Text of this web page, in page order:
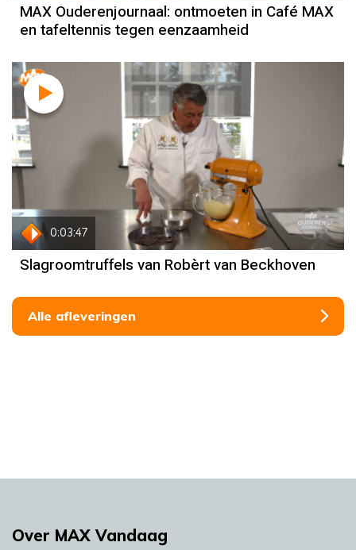
MAX Ouderenjournaal: ontmoeten in Café MAX
en tafeltennis tegen eenzaamheid
0:03:47
Recept
Robèrt van Beckhoven
Slagroomtruffels van Robèrt van Beckhoven
Alle afleveringen
Over MAX Vandaag